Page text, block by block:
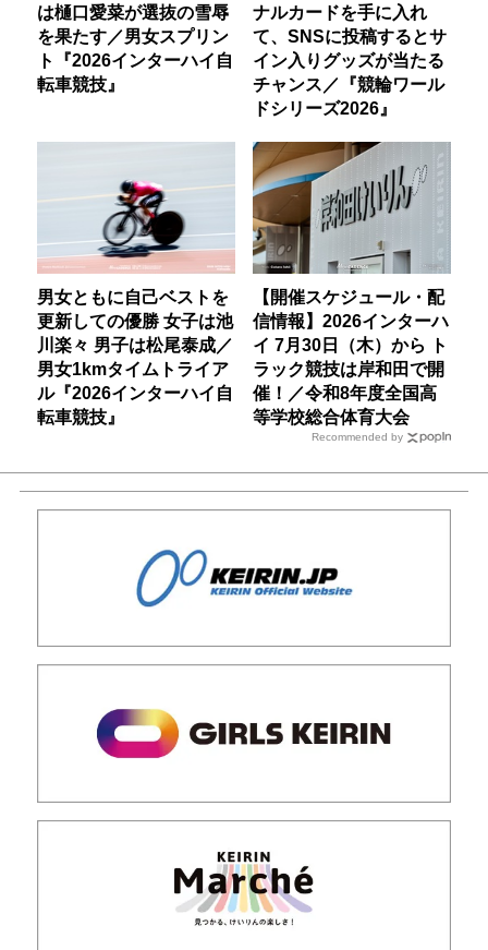
は樋口愛菜が選抜の雪辱
を果たす／男女スプリン
ト『2026インターハイ自
転車競技』
ナルカードを手に入れ
て、SNSに投稿するとサ
イン入りグッズが当たる
チャンス／『競輪ワール
ドシリーズ2026』
男女ともに自己ベストを
更新しての優勝 女子は池
川楽々 男子は松尾泰成／
男女1kmタイムトライア
ル『2026インターハイ自
転車競技』
【開催スケジュール・配
信情報】2026インターハ
イ 7月30日（木）から ト
ラック競技は岸和田で開
催！／令和8年度全国高
等学校総合体育大会
Recommended by